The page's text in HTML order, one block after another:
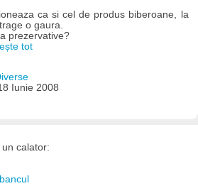
ca si cel de produs biberoane, la
o gaura.
prezervative?
tot
Iunie 2008
calator: